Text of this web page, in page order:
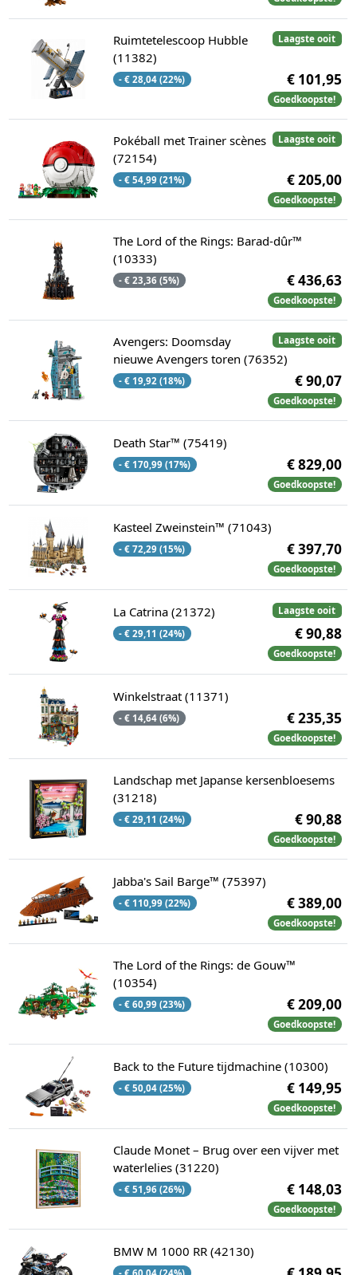
Laagste ooit
Ruimtetelescoop Hubble
(11382)
- € 28,04 (22%) € 101,95
Goedkoopste!
Laagste ooit
Pokéball met Trainer scènes
(72154)
- € 54,99 (21%) € 205,00
Goedkoopste!
The Lord of the Rings: Barad-dûr™
(10333)
- € 23,36 (5%) € 436,63
Goedkoopste!
Laagste ooit
Avengers: Doomsday
nieuwe Avengers toren (76352)
- € 19,92 (18%) € 90,07
Goedkoopste!
Death Star™ (75419)
- € 170,99 (17%) € 829,00
Goedkoopste!
Kasteel Zweinstein™ (71043)
- € 72,29 (15%) € 397,70
Goedkoopste!
Laagste ooit
La Catrina (21372)
- € 29,11 (24%) € 90,88
Goedkoopste!
Winkelstraat (11371)
- € 14,64 (6%) € 235,35
Goedkoopste!
Landschap met Japanse kersenbloesems
(31218)
- € 29,11 (24%) € 90,88
Goedkoopste!
Jabba's Sail Barge™ (75397)
- € 110,99 (22%) € 389,00
Goedkoopste!
The Lord of the Rings: de Gouw™
(10354)
- € 60,99 (23%) € 209,00
Goedkoopste!
Back to the Future tijdmachine (10300)
- € 50,04 (25%) € 149,95
Goedkoopste!
Claude Monet – Brug over een vijver met
waterlelies (31220)
- € 51,96 (26%) € 148,03
Goedkoopste!
BMW M 1000 RR (42130)